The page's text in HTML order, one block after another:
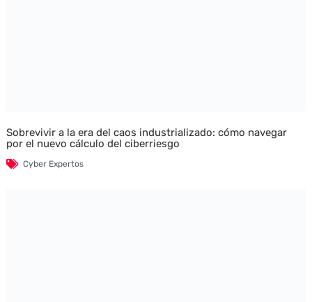
Sobrevivir a la era del caos industrializado: cómo navegar
por el nuevo cálculo del ciberriesgo
Cyber Expertos